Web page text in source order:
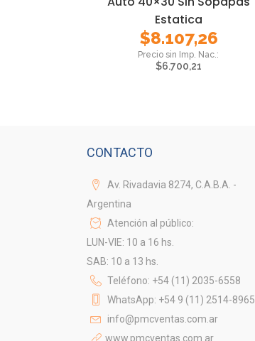
Estatica
$8.107,26
$6.700,21
CONTACTO
Av. Rivadavia 8274, C.A.B.A. -
Argentina
Atención al público:
LUN-VIE: 10 a 16 hs.
SAB: 10 a 13 hs.
Teléfono: +54 (11) 2035-6558
WhatsApp: +54 9 (11) 2514-8965
info@pmcventas.com.ar
www.pmcventas.com.ar